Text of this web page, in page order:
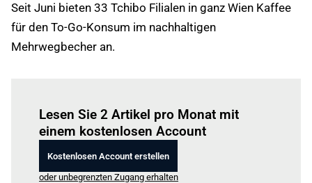
Seit Juni bieten 33 Tchibo Filialen in ganz Wien Kaffee
für den To-Go-Konsum im nachhaltigen
Mehrwegbecher an.
Lesen Sie 2 Artikel pro Monat mit
einem kostenlosen Account
Kostenlosen Account erstellen
oder unbegrenzten Zugang erhalten